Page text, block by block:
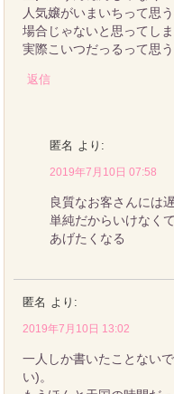
人気嬢がいまいちって思
場合じゃないと思ってしま
実際こいつだっるって思
返信
匿名 より:
2019年7月10日 07:58
良質なお客さんには
単純だからいけなく
あげたくなる
匿名 より:
2019年7月10日 13:02
一人しか書いたことない
い)。